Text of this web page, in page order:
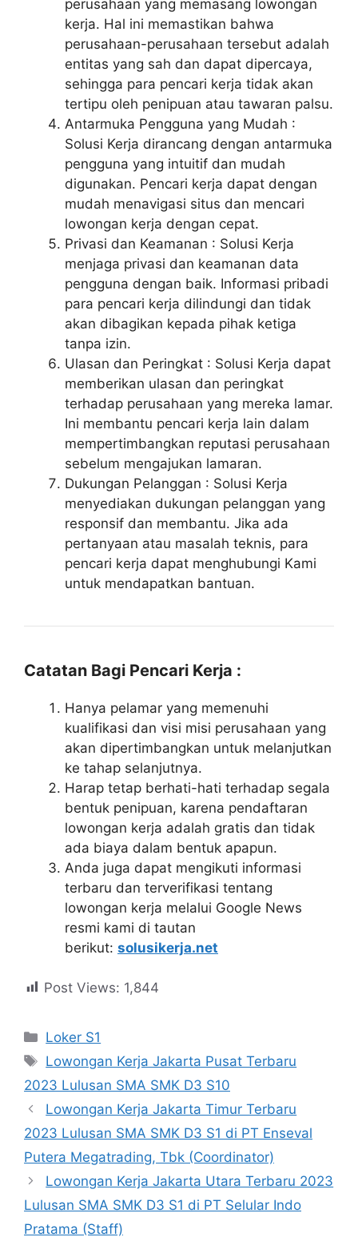
perusahaan yang memasang lowongan
kerja. Hal ini memastikan bahwa
perusahaan-perusahaan tersebut adalah
entitas yang sah dan dapat dipercaya,
sehingga para pencari kerja tidak akan
tertipu oleh penipuan atau tawaran palsu.
Antarmuka Pengguna yang Mudah :
Solusi Kerja dirancang dengan antarmuka
pengguna yang intuitif dan mudah
digunakan. Pencari kerja dapat dengan
mudah menavigasi situs dan mencari
lowongan kerja dengan cepat.
Privasi dan Keamanan : Solusi Kerja
menjaga privasi dan keamanan data
pengguna dengan baik. Informasi pribadi
para pencari kerja dilindungi dan tidak
akan dibagikan kepada pihak ketiga
tanpa izin.
Ulasan dan Peringkat : Solusi Kerja dapat
memberikan ulasan dan peringkat
terhadap perusahaan yang mereka lamar.
Ini membantu pencari kerja lain dalam
mempertimbangkan reputasi perusahaan
sebelum mengajukan lamaran.
Dukungan Pelanggan : Solusi Kerja
menyediakan dukungan pelanggan yang
responsif dan membantu. Jika ada
pertanyaan atau masalah teknis, para
pencari kerja dapat menghubungi Kami
untuk mendapatkan bantuan.
Catatan Bagi Pencari Kerja :
Hanya pelamar yang memenuhi
kualifikasi dan visi misi perusahaan yang
akan dipertimbangkan untuk melanjutkan
ke tahap selanjutnya.
Harap tetap berhati-hati terhadap segala
bentuk penipuan, karena pendaftaran
lowongan kerja adalah gratis dan tidak
ada biaya dalam bentuk apapun.
Anda juga dapat mengikuti informasi
terbaru dan terverifikasi tentang
lowongan kerja melalui Google News
resmi kami di tautan
berikut: solusikerja.net
Post Views: 1,844
Kategori
Loker S1
Tag
Lowongan Kerja Jakarta Pusat Terbaru
2023 Lulusan SMA SMK D3 S10
Lowongan Kerja Jakarta Timur Terbaru
2023 Lulusan SMA SMK D3 S1 di PT Enseval
Putera Megatrading, Tbk (Coordinator)
Lowongan Kerja Jakarta Utara Terbaru 2023
Lulusan SMA SMK D3 S1 di PT Selular Indo
Pratama (Staff)